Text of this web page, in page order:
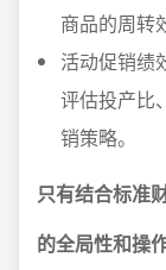
商品的周转
活动促销绩
评估投产比
销策略。
只有结合标准
的全局性和操